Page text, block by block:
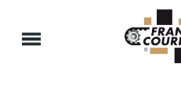
Panneau de gestion des cookies